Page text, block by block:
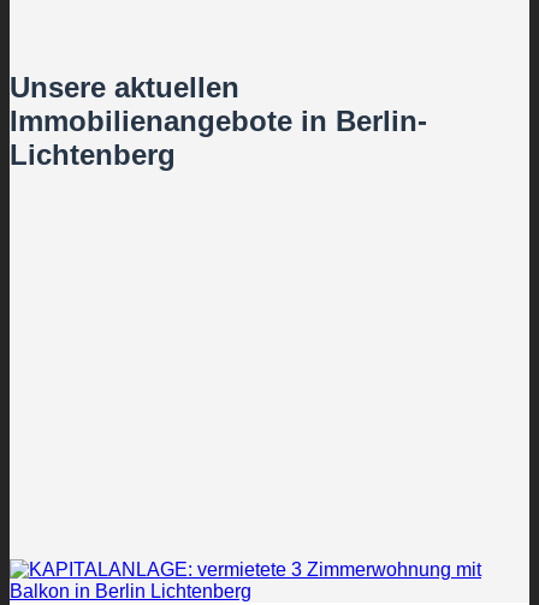
Unsere aktuellen
Immobilienangebote in Berlin-
Lichtenberg